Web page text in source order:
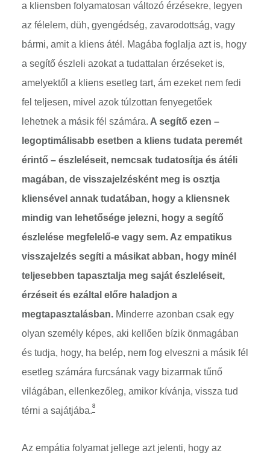
a kliensben folyamatosan változó érzésekre, legyen
az félelem, düh, gyengédség, zavarodottság, vagy
bármi, amit a kliens átél. Magába foglalja azt is, hogy
a segítő észleli azokat a tudattalan érzéseket is,
amelyektől a kliens esetleg tart, ám ezeket nem fedi
fel teljesen, mivel azok túlzottan fenyegetőek
lehetnek a másik fél számára. A segítő ezen –
legoptimálisabb esetben a kliens tudata peremét
érintő – észleléseit, nemcsak tudatosítja és átéli
magában, de visszajelzésként meg is osztja
kliensével annak tudatában, hogy a kliensnek
mindig van lehetősége jelezni, hogy a segítő
észlelése megfelelő-e vagy sem. Az empatikus
visszajelzés segíti a másikat abban, hogy minél
teljesebben tapasztalja meg saját észleléseit,
érzéseit és ezáltal előre haladjon a
megtapasztalásban. Minderre azonban csak egy
olyan személy képes, aki kellően bízik önmagában
és tudja, hogy, ha belép, nem fog elveszni a másik fél
esetleg számára furcsának vagy bizarrnak tűnő
világában, ellenkezőleg, amikor kívánja, vissza tud
térni a sajátjába.8
Az empátia folyamat jellege azt jelenti, hogy az